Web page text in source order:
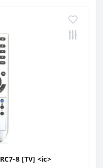
8 [TV] <ic>